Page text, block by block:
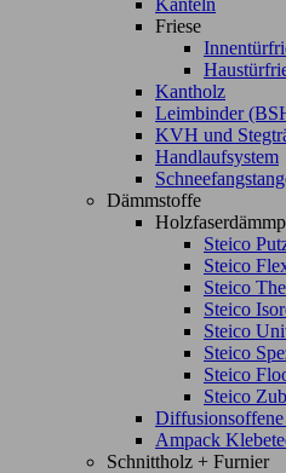
Kanteln
Friese
Kantholz
Leimbinder
KVH und
Handlaufsystem
Dämmstoffe
Steico
Steico
Steico
Steico
Steico
Steico
Steico
Steico
Ampack
Schnittholz + Furnier